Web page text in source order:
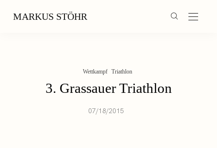
MARKUS STÖHR
Wettkampf Triathlon
3. Grassauer Triathlon
07/18/2015